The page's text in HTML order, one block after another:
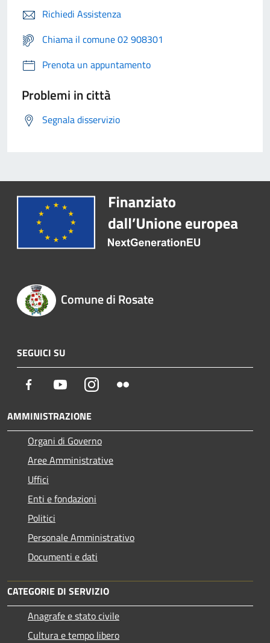
Richiedi Assistenza
Chiama il comune 02 908301
Prenota un appuntamento
Problemi in città
Segnala disservizio
Comune di Rosate
SEGUICI SU
Facebook YoutubeInstagram
AMMINISTRAZIONE
Organi di Governo
Aree Amministrative
Uffici
Enti e fondazioni
Politici
Personale Amministrativo
Documenti e dati
CATEGORIE DI SERVIZIO
Anagrafe e stato civile
Cultura e tempo libero